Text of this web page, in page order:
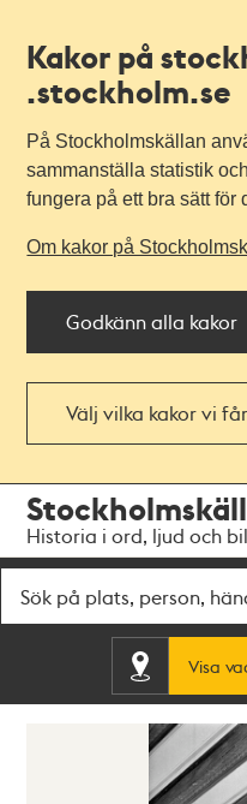
Kakor på
.stockholm.se
På Stockholmskällan
sammanställa statistik
fungera på ett bra sätt för
Om kakor på
Godkänn alla kakor
Välj vilka kakor vi
navigationen
huvudinnehållet
Historia i ord, ljud och
Visa